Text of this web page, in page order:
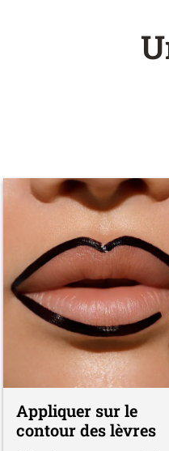
Appliquer sur le